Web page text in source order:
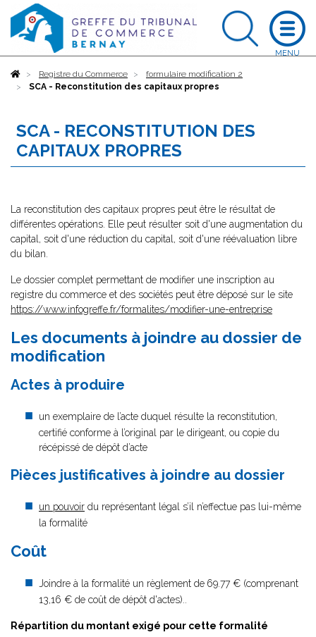
AccueilRegistre du Commerce
formulaire modification 2
SCA - Reconstitution des capitaux propres
SCA - RECONSTITUTION DES
CAPITAUX PROPRES
La reconstitution des capitaux propres peut être le résultat de
différentes opérations. Elle peut résulter soit d'une augmentation du
capital, soit d'une réduction du capital, soit d'une réévaluation libre
du bilan.
Le dossier complet permettant de modifier une inscription au
registre du commerce et des sociétés peut être déposé sur le site
https://www.infogreffe.fr/formalites/modifier-une-entreprise
Les documents à joindre au dossier de
modification
Actes à produire
un exemplaire de l’acte duquel résulte la reconstitution,
certifié conforme à l’original par le dirigeant, ou copie du
récépissé de dépôt d’acte
Pièces justificatives à joindre au dossier
un pouvoir du représentant légal s’il n’effectue pas lui-même
la formalité
Coût
Joindre à la formalité un règlement de 69.77 € (comprenant
13,16 € de coût de dépôt d'actes)..
Répartition du montant exigé pour cette formalité